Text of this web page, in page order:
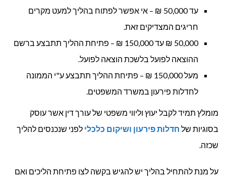
עד 50,000 ₪ – אי אפשר לפתוח בהליך למעט מקרים
חריגים המצדיקים זאת.
50,000 ₪ עד 150,000 ₪ – פתיחת ההליך תתבצע ברשם
ההוצאה לפועל בלשכת הוצאה לפועל.
מעל 150,000 ₪ – פתיחת ההליך תתבצע ע"י הממונה
לחדלות פירעון במשרד המשפטים.
מומלץ תמיד לקבל יעוץ וליווי משפטי של עורך דין אשר עוסק
בסוגיות של חדלות פירעון ושיקום כלכלי לפני שנכנסים להליך
שכזה.
על מנת להתחיל בהליך יש להגיש בקשה לצו פתיחת הליכים ואם